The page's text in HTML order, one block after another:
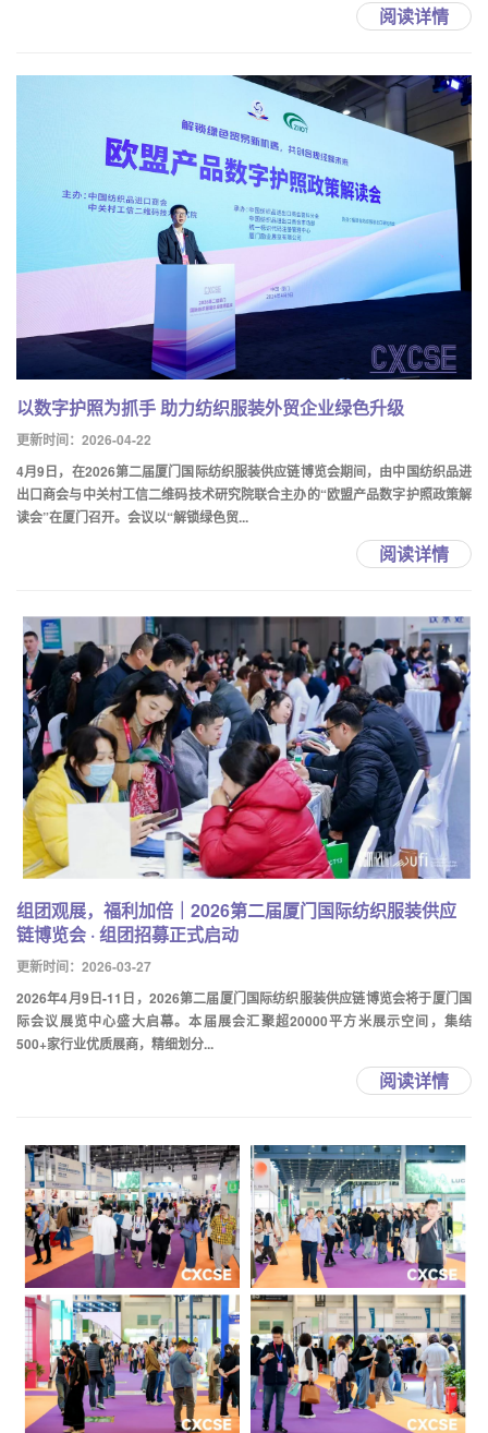
阅读详情
以数字护照为抓手 助力纺织服装外贸企业绿色升级
更新时间：2026-04-22
4月9日，在2026第二届厦门国际纺织服装供应链博览会期间，由中国纺织品进
出口商会与中关村工信二维码技术研究院联合主办的“欧盟产品数字护照政策解
读会”在厦门召开。会议以“解锁绿色贸...
阅读详情
组团观展，福利加倍｜2026第二届厦门国际纺织服装供应
链博览会 · 组团招募正式启动
更新时间：2026-03-27
2026年4月9日-11日，2026第二届厦门国际纺织服装供应链博览会将于厦门国
际会议展览中心盛大启幕。本届展会汇聚超20000平方米展示空间，集结
500+家行业优质展商，精细划分...
阅读详情